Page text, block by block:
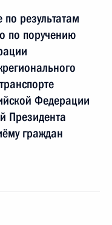
результатам
по поручению
Федерации
Президента
граждан